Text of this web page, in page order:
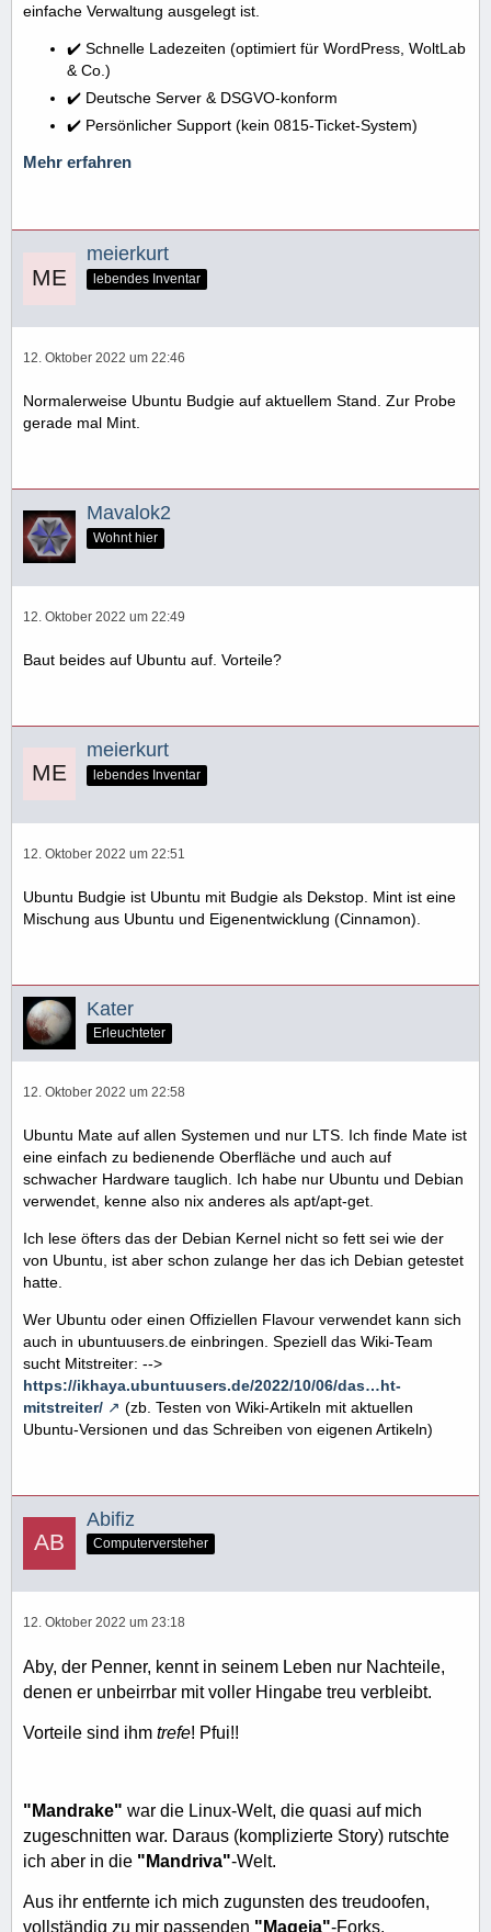
einfache Verwaltung ausgelegt ist.
✔️ Schnelle Ladezeiten (optimiert für WordPress, WoltLab
& Co.)
✔️ Deutsche Server & DSGVO-konform
✔️ Persönlicher Support (kein 0815-Ticket-System)
Mehr erfahren
meierkurt
lebendes Inventar
12. Oktober 2022 um 22:46
Normalerweise Ubuntu Budgie auf aktuellem Stand. Zur Probe
gerade mal Mint.
Mavalok2
Wohnt hier
12. Oktober 2022 um 22:49
Baut beides auf Ubuntu auf. Vorteile?
meierkurt
lebendes Inventar
12. Oktober 2022 um 22:51
Ubuntu Budgie ist Ubuntu mit Budgie als Dekstop. Mint ist eine
Mischung aus Ubuntu und Eigenentwicklung (Cinnamon).
Kater
Erleuchteter
12. Oktober 2022 um 22:58
Ubuntu Mate auf allen Systemen und nur LTS. Ich finde Mate ist
eine einfach zu bedienende Oberfläche und auch auf
schwacher Hardware tauglich. Ich habe nur Ubuntu und Debian
verwendet, kenne also nix anderes als apt/apt-get.
Ich lese öfters das der Debian Kernel nicht so fett sei wie der
von Ubuntu, ist aber schon zulange her das ich Debian getestet
hatte.
Wer Ubuntu oder einen Offiziellen Flavour verwendet kann sich
auch in ubuntuusers.de einbringen. Speziell das Wiki-Team
sucht Mitstreiter: -->
https://ikhaya.ubuntuusers.de/2022/10/06/das…ht-
mitstreiter/
(zb. Testen von Wiki-Artikeln mit aktuellen
Ubuntu-Versionen und das Schreiben von eigenen Artikeln)
Abifiz
Computerversteher
12. Oktober 2022 um 23:18
Aby, der Penner, kennt in seinem Leben nur Nachteile,
denen er unbeirrbar mit voller Hingabe treu verbleibt.
Vorteile sind ihm trefe! Pfui!!
"Mandrake" war die Linux-Welt, die quasi auf mich
zugeschnitten war. Daraus (komplizierte Story) rutschte
ich aber in die "Mandriva"-Welt.
Aus ihr entfernte ich mich zugunsten des treudoofen,
vollständig zu mir passenden "Mageia"-Forks.